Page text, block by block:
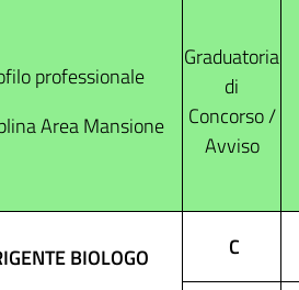
professionale
Area Mansione
Graduatoria
di
Concorso /
Avviso
BIOLOGO
C